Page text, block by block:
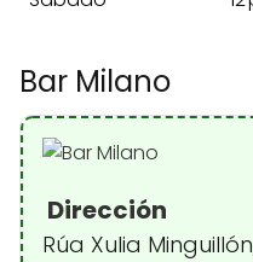
Bar Milano
Dirección
Rúa Xulia